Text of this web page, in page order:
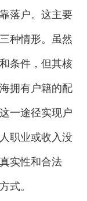
落户。这主要
种情形。虽然
条件，但其核
拥有户籍的配
一途径实现户
职业或收入没
实性和合法
式。